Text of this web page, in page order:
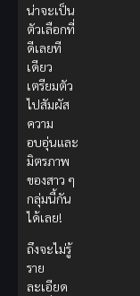
น่าจะเป็น
ตัวเลือกที่
ดีเลยที
เดียว
เตรียมตัว
ไปสัมผัส
ความ
อบอุ่นและ
มิตรภาพ
ของสาว ๆ
กลุ่มนี้กัน
ได้เลย!
ถึงจะไม่รู้
ราย
ละเอียด